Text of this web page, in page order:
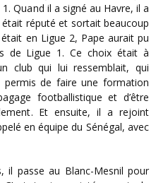
Quand il a signé au Havre, il a
réputé et sortait beaucoup
en Ligue 2, Pape aurait pu
de Ligue 1. Ce choix était à
club qui lui ressemblait, qui
permis de faire une formation
footballistique et d’être
Et ensuite, il a rejoint
en équipe du Sénégal, avec